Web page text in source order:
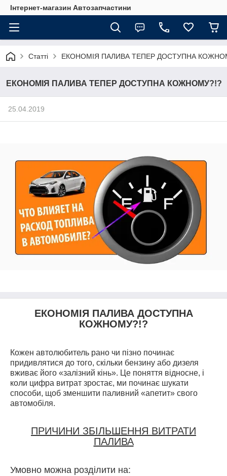
Інтернет-магазин Автозапчастини
Статті ЕКОНОМІЯ ПАЛИВА ТЕПЕР ДОСТУПНА
ЕКОНОМІЯ ПАЛИВА ТЕПЕР ДОСТУПНА КОЖНОМУ?!?
25.04.2019
ЕКОНОМІЯ ПАЛИВА ДОСТУПНА
КОЖНОМУ?!?
Кожен автолюбитель рано чи пізно починає
придивлятися до того, скільки бензину або дизеля
вживає його «залізний кінь». Це поняття відносне, і
коли цифра витрат зростає, ми починає шукати
способи, щоб зменшити паливний «апетит» свого
автомобіля.
ПРИЧИНИ ЗБІЛЬШЕННЯ ВИТРАТИ
ПАЛИВА
Умовно можна розділити на: